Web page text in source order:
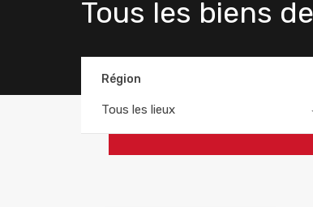
Tous les biens de
Région
Tous les lieux